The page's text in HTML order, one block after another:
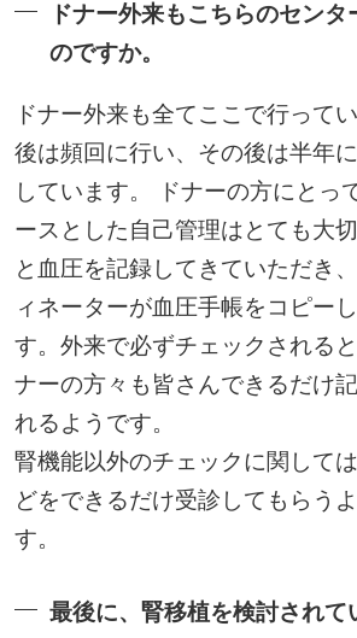
ドナー外来もこちらのセン
のですか。
ドナー外来も全てここで行って
後は頻回に行い、その後は半年
しています。 ドナーの方にとっ
ースとした自己管理はとても大
と血圧を記録してきていただき
ィネーターが血圧手帳をコピー
す。外来で必ずチェックされる
ナーの方々も皆さんできるだけ
れるようです。
腎機能以外のチェックに関して
どをできるだけ受診してもらう
す。
最後に、腎移植を検討されて